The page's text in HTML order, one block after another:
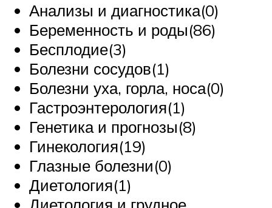
Анализы и диагностика(0)
Беременность и роды(86)
Бесплодие(3)
Болезни сосудов(1)
Болезни уха, горла, носа(0)
Гастроэнтерология(1)
Генетика и прогнозы(8)
Гинекология(19)
Глазные болезни(0)
Диетология(1)